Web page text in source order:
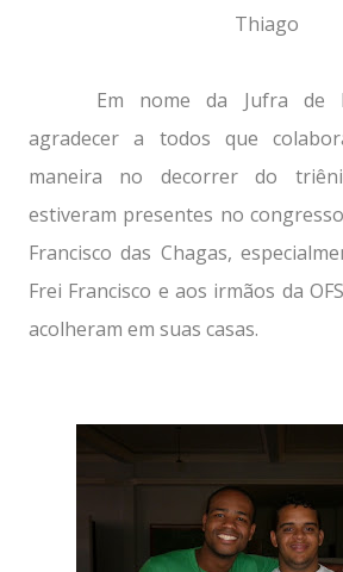
Thiago
Em nome da Jufra de
agradecer a todos que
maneira no decorrer do
estiveram presentes no
Francisco das Chagas,
Frei Francisco e aos irmãos da
acolheram em suas casas.